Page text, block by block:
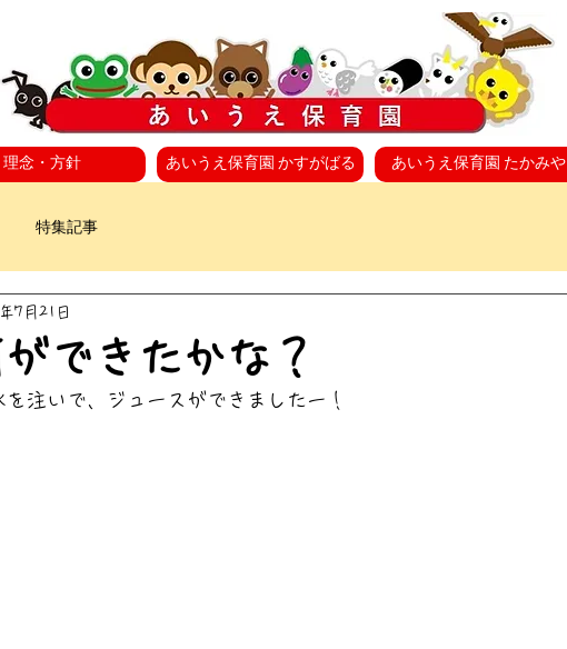
理念・方針 あいうえ保育園 かすがばる あいうえ保育園 たかみや
特集記事
できたかな？
7月21日
注いで、ジュースができましたー！